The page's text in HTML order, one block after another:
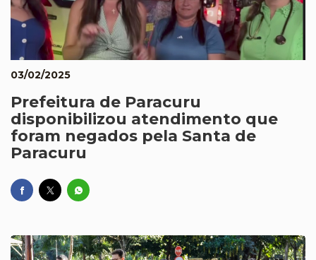
03/02/2025
Prefeitura de Paracuru
disponibilizou atendimento que
foram negados pela Santa de
Paracuru